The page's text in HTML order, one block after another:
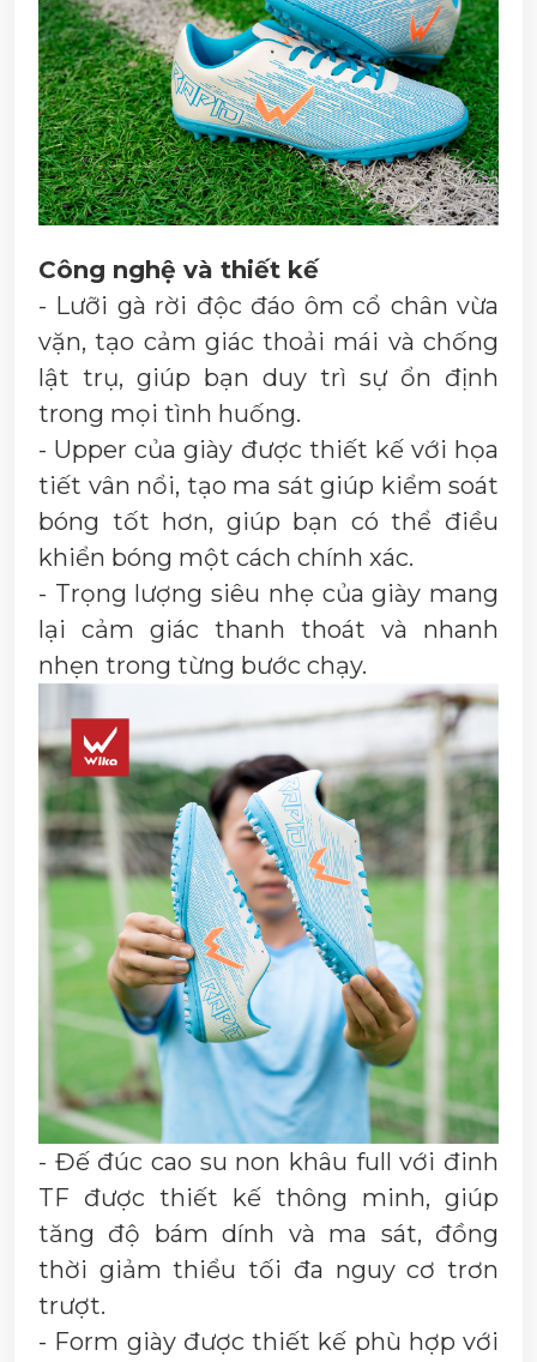
Công nghệ và thiết kế
- Lưỡi gà rời độc đáo ôm cổ chân vừa
vặn, tạo cảm giác thoải mái và chống
lật trụ, giúp bạn duy trì sự ổn định
trong mọi tình huống.
- Upper của giày được thiết kế với họa
tiết vân nổi, tạo ma sát giúp kiểm soát
bóng tốt hơn, giúp bạn có thể điều
khiển bóng một cách chính xác.
- Trọng lượng siêu nhẹ của giày mang
lại cảm giác thanh thoát và nhanh
nhẹn trong từng bước chạy.
- Đế đúc cao su non khâu full với đinh
TF được thiết kế thông minh, giúp
tăng độ bám dính và ma sát, đồng
thời giảm thiểu tối đa nguy cơ trơn
trượt.
- Form giày được thiết kế phù hợp với